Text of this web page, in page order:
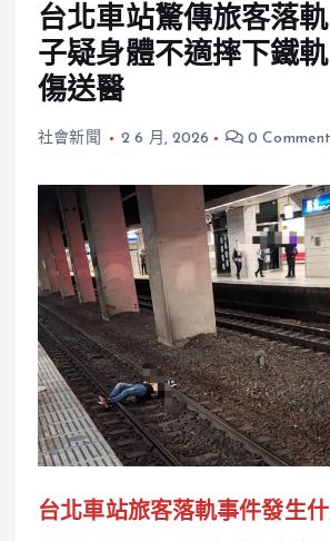
台北車站驚傳旅客落
子疑身體不適摔下鐵
傷送醫
社會新聞 2 6 月, 2026 0
台北車站旅客落軌事件發生